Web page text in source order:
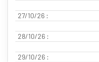
27/10/26 :
28/10/26 :
29/10/26 :